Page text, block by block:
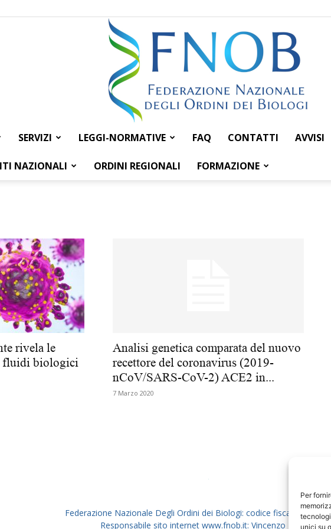
Per
unici su
Federazione
SERVIZI LEGGI-NORMATIVE FAQ CONTATTI AVVISI
NAZIONALI ORDINI REGIONALI FORMAZIONE
rivela le
fluidi biologici
Analisi genetica comparata del nuovo
recettore del coronavirus (2019-
nCoV/SARS-CoV-2) ACE2 in...
7 Marzo 2020
Federazione Nazionale Degli Ordini dei Biologi: codice fiscale
Responsabile sito internet www.fnob.it: Vincenzo D'Anna